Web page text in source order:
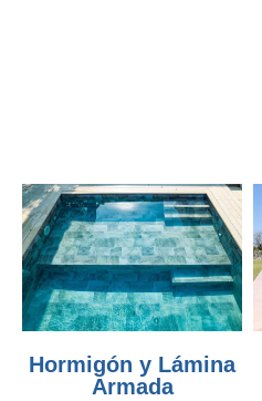
Hormigón y Lámina
Armada